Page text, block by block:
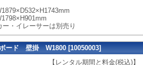
・イレーサーは別売り
ード 壁掛 W1800 [10050003]
【レンタル期間と料金(税込)】